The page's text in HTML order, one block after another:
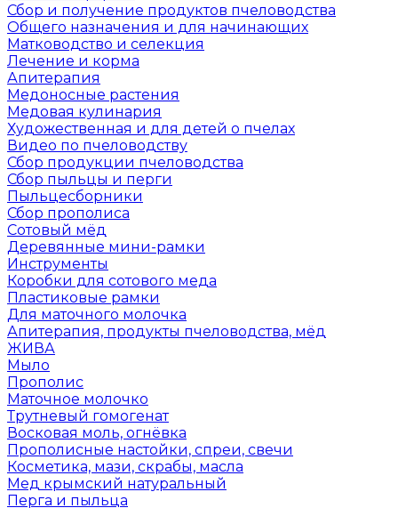
Сбор и получение продуктов пчеловодства
Общего назначения и для начинающих
Матководство и селекция
Лечение и корма
Апитерапия
Медоносные растения
Медовая кулинария
Художественная и для детей о пчелах
Видео по пчеловодству
Сбор продукции пчеловодства
Сбор пыльцы и перги
Пыльцесборники
Сбор прополиса
Сотовый мёд
Деревянные мини-рамки
Инструменты
Коробки для сотового меда
Пластиковые рамки
Для маточного молочка
Апитерапия, продукты пчеловодства, мёд
ЖИВА
Мыло
Прополис
Маточное молочко
Трутневый гомогенат
Восковая моль, огнёвка
Прополисные настойки, спреи, свечи
Косметика, мази, скрабы, масла
Мед крымский натуральный
Перга и пыльца